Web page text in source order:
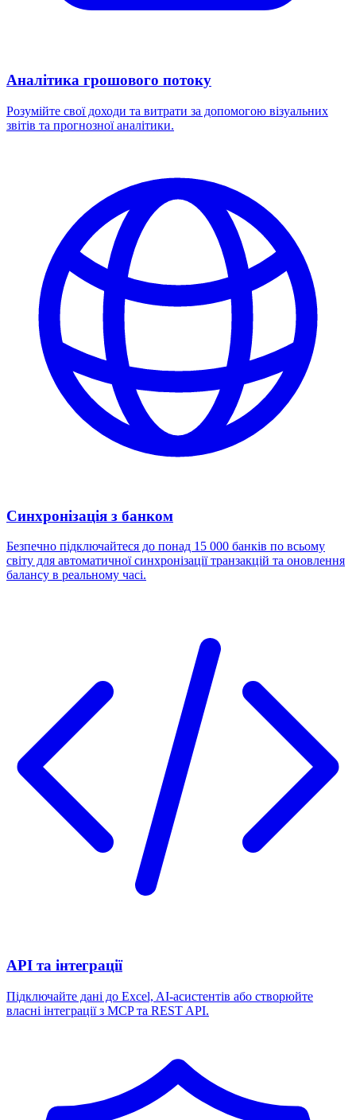
Аналітика грошового потоку
Розумійте свої доходи та витрати за допомогою візуальних
звітів та прогнозної аналітики.
Синхронізація з банком
Безпечно підключайтеся до понад 15 000 банків по всьому
світу для автоматичної синхронізації транзакцій та оновлення
балансу в реальному часі.
API та інтеграції
Підключайте дані до Excel, AI-асистентів або створюйте
власні інтеграції з MCP та REST API.